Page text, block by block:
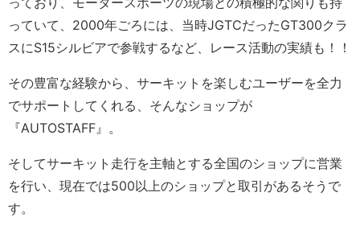
っていて、2000年ごろには、当時JGTCだったGT300クラ
スにS15シルビアで参戦するなど、レース活動の実績も！！
その豊富な経験から、サーキットを楽しむユーザーを全力
でサポートしてくれる、そんなショップが
『AUTOSTAFF』。
そしてサーキット走行を主軸とする全国のショップに営業
を行い、現在では500以上のショップと取引があるそうで
す。